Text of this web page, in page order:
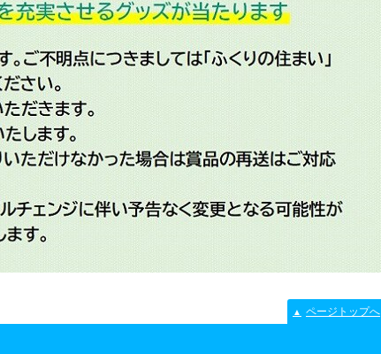
▲ ページトップへ